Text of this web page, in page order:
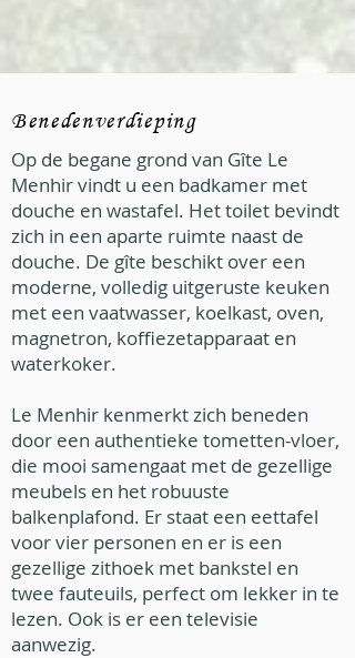
Benedenverdieping
Op de begane grond van Gîte Le
Menhir vindt u een badkamer met
douche en wastafel. Het toilet bevindt
zich in een aparte ruimte naast de
douche. De gîte beschikt over een
moderne, volledig uitgeruste keuken
met een vaatwasser, koelkast, oven,
magnetron, koffiezetapparaat en
waterkoker.
Le Menhir kenmerkt zich beneden
door een authentieke tometten-vloer,
die mooi samengaat met de gezellige
meubels en het robuuste
balkenplafond. Er staat een eettafel
voor vier personen en er is een
gezellige zithoek met bankstel en
twee fauteuils, perfect om lekker in te
lezen. Ook is er een televisie
aanwezig.